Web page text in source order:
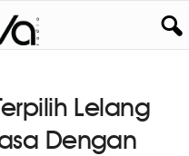
Lelang
Dengan